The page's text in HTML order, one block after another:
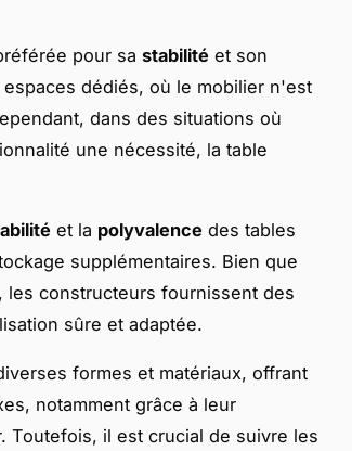
pour sa stabilité et son
dédiés, où le mobilier n'est
dans des situations où
une nécessité, la table
et la polyvalence des tables
supplémentaires. Bien que
les constructeurs fournissent des
sûre et adaptée.
formes et matériaux, offrant
notamment grâce à leur
Toutefois, il est crucial de suivre les